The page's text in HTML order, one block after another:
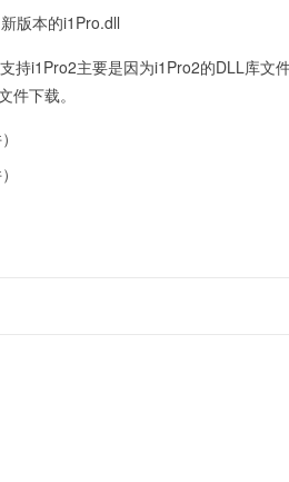
新版本的i1Pro.dll
持i1Pro2主要是因为i1Pro2的DLL库文
下载。